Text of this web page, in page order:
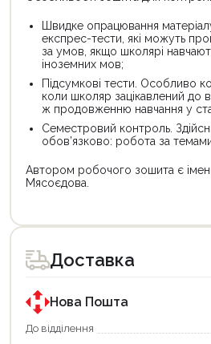
Швидке опрацювання
експрес-тести, які можуть
за умов, якщо школярі
іноземних мов;
Підсумкові тести. Особливо
коли школяр зацікавлений до
ж продовженню навчання у
Семестровий контроль.
обов’язково: робота за
Автором робочого зошита є
Мясоєдова.
товар
для
покупки
державною
програмою
«Національний
кешбек».
Доставка
Нова Пошта
До відділення